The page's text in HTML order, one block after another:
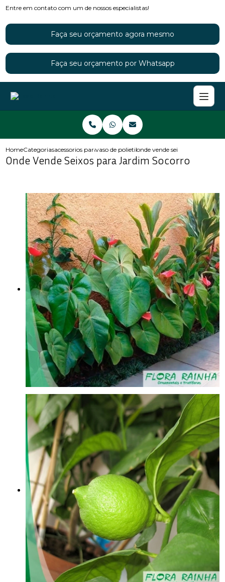
Entre em contato com um de nossos especialistas!
Faça seu orçamento agora mesmo
Faça seu orçamento por Whatsapp
HomeCategoriasacessorios para jardinsvaso de polietileno para jardimonde vende seixos para jardim
Onde Vende Seixos para Jardim Socorro